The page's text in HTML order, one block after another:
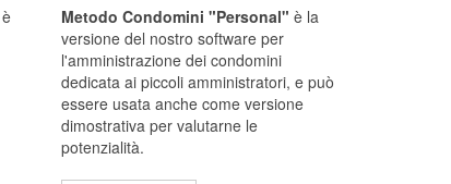
Metodo Condomini "Personal" è la
versione del nostro software per
l'amministrazione dei condomini
dedicata ai piccoli amministratori, e può
essere usata anche come versione
dimostrativa per valutarne le
potenzialità.